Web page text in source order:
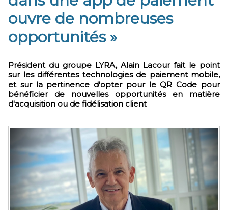
ouvre de nombreuses
opportunités »
Président du groupe LYRA, Alain Lacour fait le point
sur les différentes technologies de paiement mobile,
et sur la pertinence d'opter pour le QR Code pour
bénéficier de nouvelles opportunités en matière
d'acquisition ou de fidélisation client